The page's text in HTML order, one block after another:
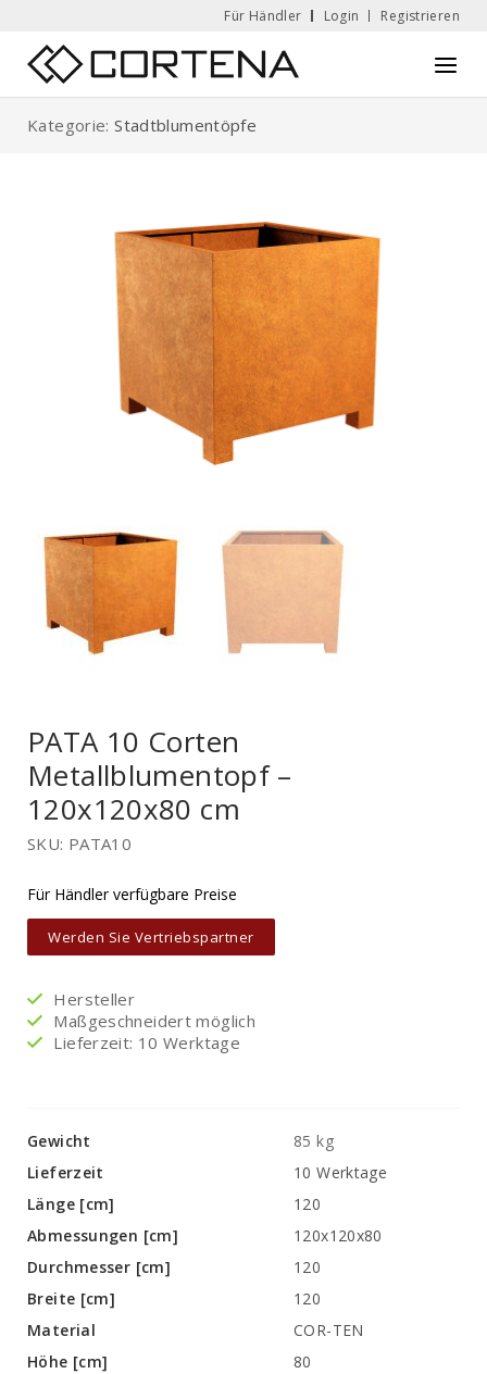
content
Für Händler Login Registrieren
Home Menu
Kategorie:Stadtblumentöpfe
PATA 10 Corten
Metallblumentopf –
120x120x80 cm
SKU: PATA10
Für Händler verfügbare Preise
Werden Sie Vertriebspartner
Hersteller
Maßgeschneidert möglich
Lieferzeit: 10 Werktage
Gewicht
85 kg
Lieferzeit
10 Werktage
Länge [cm]
120
Abmessungen [cm]
120x120x80
Durchmesser [cm]
120
Breite [cm]
120
Material
COR-TEN
Höhe [cm]
80